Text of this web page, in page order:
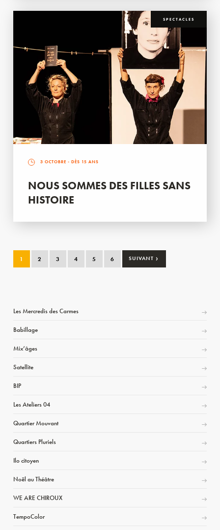
SPECTACLES
3 OCTOBRE - DÈS 15 ANS
NOUS SOMMES DES FILLES SANS
HISTOIRE
1 2 3 4 5 6 SUIVANT ›
Les Mercredis des Carmes
Babillage
Mix’âges
Satellite
BIP
Les Ateliers 04
Quartier Mouvant
Quartiers Pluriels
Ilo citoyen
Noël au Théâtre
WE ARE CHIROUX
TempoColor